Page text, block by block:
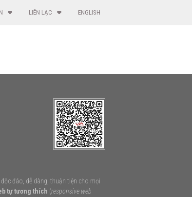
LIÊN LẠC ENGLISH
đáo, dễ dàng, thuận tiện cho mọi
tự tương thích (responsive web